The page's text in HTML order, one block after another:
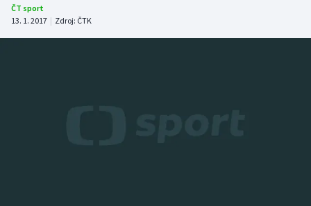
Atletika
ČT sport
13. 1. 2017 | Zdroj: ČTK